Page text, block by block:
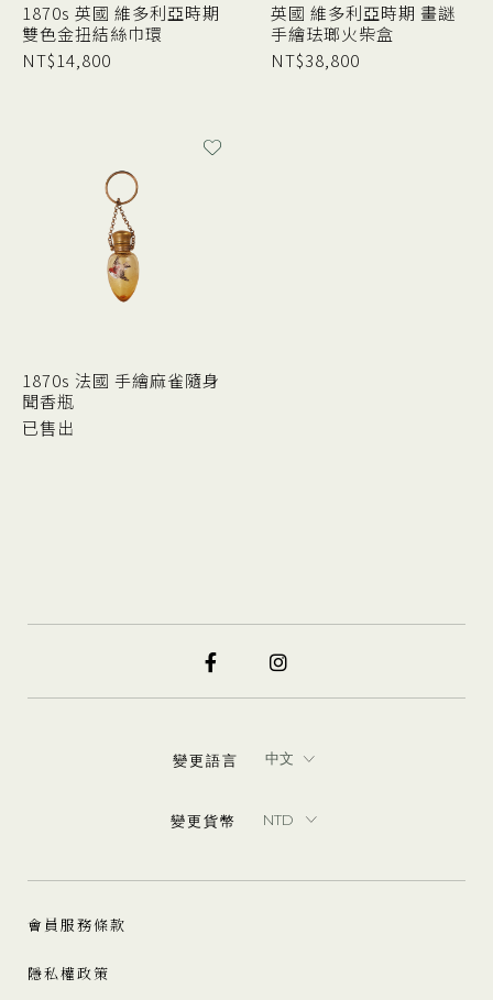
1870s 英國 維多利亞時期
雙色金扭結絲巾環
NT$14,800
英國 維多利亞時期 畫謎
手繪珐瑯火柴盒
NT$38,800
1870s 法國 手繪麻雀隨身
聞香瓶
已售出
變更語言
變更貨幣
會員服務條款
隱私權政策